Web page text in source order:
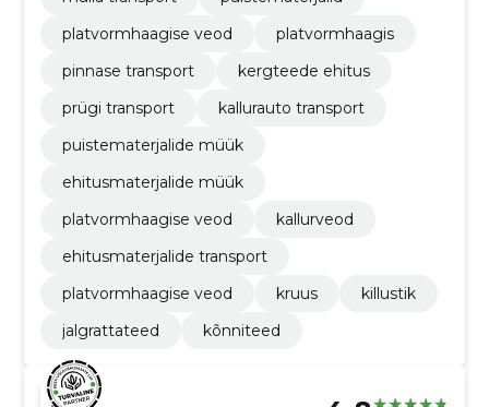
platvormhaagise veod
platvormhaagis
pinnase transport
kergteede ehitus
prügi transport
kallurauto transport
puistematerjalide müük
ehitusmaterjalide müük
platvormhaagise veod
kallurveod
ehitusmaterjalide transport
platvormhaagise veod
kruus
killustik
jalgrattateed
kõnniteed